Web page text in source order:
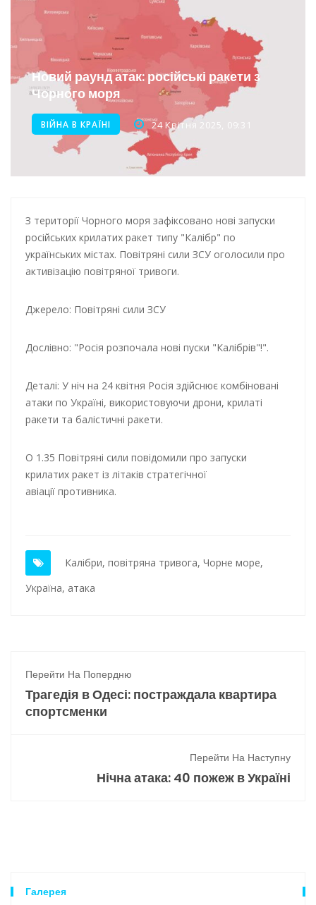
Інтеграція ветеранів в українське суспільство
Нічна атака на Одесу: наслідки обстрілу
Енергетична підтримка для Одеси
Новий раунд атак: російські ракети з
Чорного моря
ВІЙНА В КРАЇНІ 24 Квітня 2025, 09:31
З території Чорного моря зафіксовано нові запуски
російських крилатих ракет типу "Калібр" по
українських містах. Повітряні сили ЗСУ оголосили про
активізацію повітряної тривоги.
Джерело: Повітряні сили ЗСУ
Дослівно: "Росія розпочала нові пуски "Калібрів"!".
Деталі: У ніч на 24 квітня Росія здійснює комбіновані
атаки по Україні, використовуючи дрони, крилаті
ракети та балістичні ракети.
О 1.35 Повітряні сили повідомили про запуски
крилатих ракет із літаків стратегічної
авіації противника.
Калібри, повітряна тривога, Чорне море,
Україна, атака
Перейти На Попердню
Трагедія в Одесі: постраждала квартира
спортсменки
Перейти На Наступну
Нічна атака: 40 пожеж в Україні
Галерея